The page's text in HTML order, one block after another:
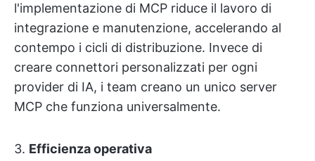
l'implementazione di MCP riduce il lavoro di
integrazione e manutenzione, accelerando al
contempo i cicli di distribuzione. Invece di
creare connettori personalizzati per ogni
provider di IA, i team creano un unico server
MCP che funziona universalmente.
3. Efficienza operativa